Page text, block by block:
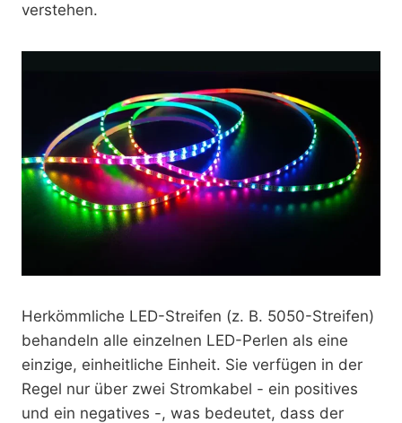
verstehen.
Herkömmliche LED-Streifen (z. B. 5050-Streifen)
behandeln alle einzelnen LED-Perlen als eine
einzige, einheitliche Einheit. Sie verfügen in der
Regel nur über zwei Stromkabel - ein positives
und ein negatives -, was bedeutet, dass der